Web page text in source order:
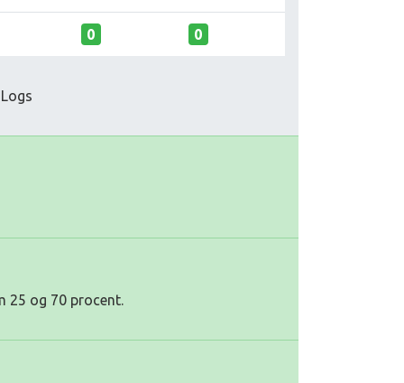
0 0
25 og 70 procent.